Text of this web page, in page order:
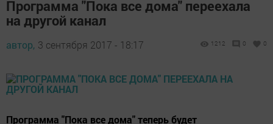
Программа "Пока все дома" переехала
на другой канал
автор, 3 сентября 2017 - 18:17 1212 0 0
Программа "Пока все дома" теперь будет